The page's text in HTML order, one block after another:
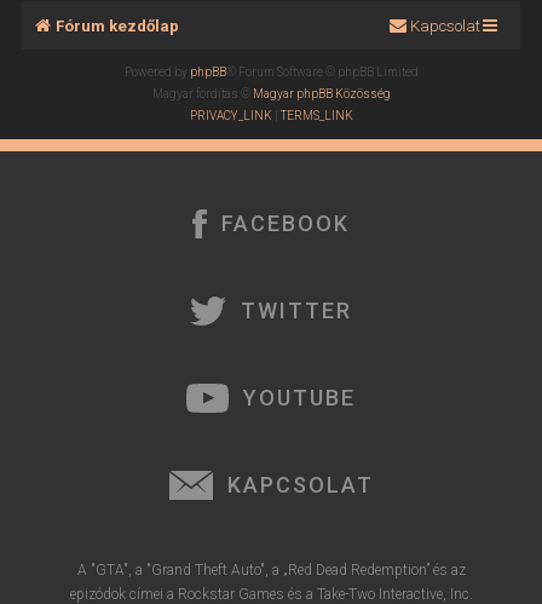
Fórum kezdőlap Kapcsolat
Powered by phpBB® Forum Software © phpBB Limited
Magyar fordítás © Magyar phpBB Közösség
PRIVACY_LINK |TERMS_LINK
FACEBOOK
TWITTER
YOUTUBE
KAPCSOLAT
A "GTA", a "Grand Theft Auto", a „Red Dead Redemption” és az
epizódok címei a Rockstar Games és a Take-Two Interactive, Inc.